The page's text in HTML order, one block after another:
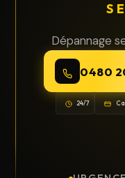
Dépannage
0480
24/7